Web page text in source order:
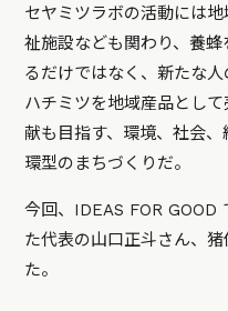
セヤミツラボの活動には
祉施設なども関わり、養
るだけではなく、新たな人
ハチミツを地域産品とし
献も目指す、環境、社会
環型のまちづくりだ。
今回、IDEAS FOR GOOD
た代表の山口正斗さん、
た。